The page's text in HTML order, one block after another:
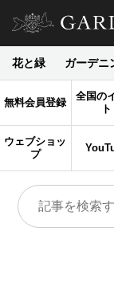
花と緑 ガーデニ
無料会員登録
全国の
ト
ウェブショッ
プ